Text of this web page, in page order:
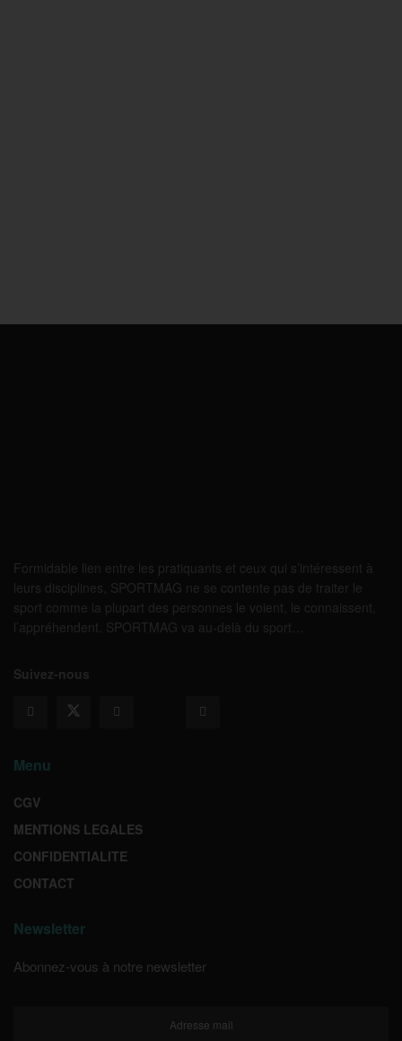
Formidable lien entre les pratiquants et ceux qui s’intéressent à
leurs disciplines, SPORTMAG ne se contente pas de traiter le
sport comme la plupart des personnes le voient, le connaissent,
l’appréhendent. SPORTMAG va au-delà du sport…
Suivez-nous
Menu
CGV
MENTIONS LEGALES
CONFIDENTIALITE
CONTACT
Newsletter
Abonnez-vous à notre newsletter